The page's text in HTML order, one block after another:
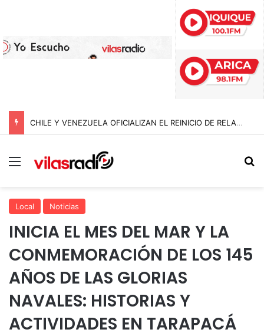
CHILE Y VENEZUELA OFICIALIZAN EL REINICIO DE RELACIONES CONSULARES Y AVANZAN HACIA LA NORMALIZACIÓN DE VÍNCULOS BILATERALES
Menú
Local Noticias
INICIA EL MES DEL MAR Y LA
CONMEMORACIÓN DE LOS 145
AÑOS DE LAS GLORIAS
NAVALES: HISTORIAS Y
ACTIVIDADES EN TARAPACÁ